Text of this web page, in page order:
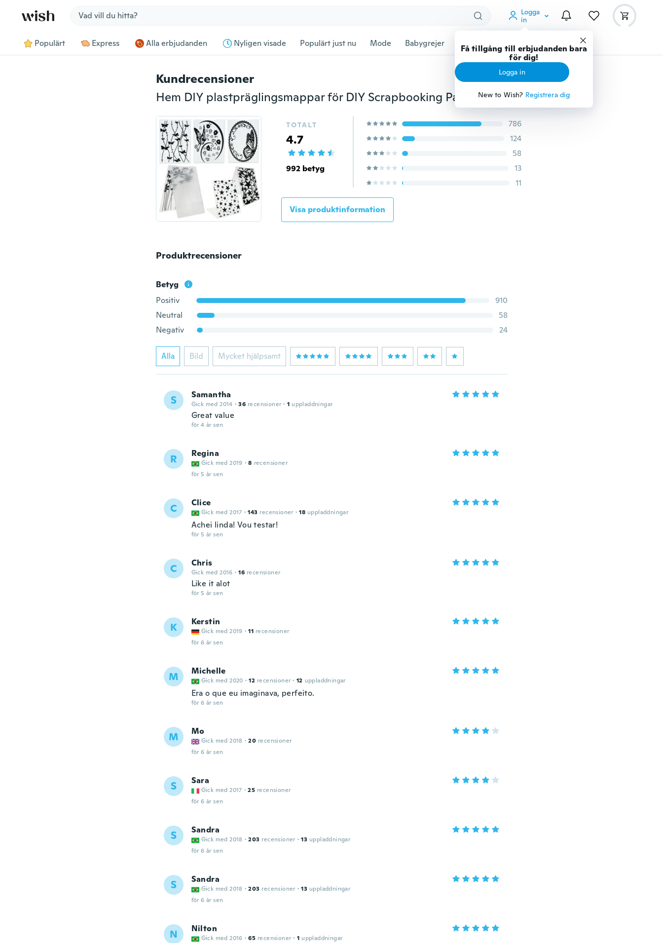
Logga
in
Få tillgång till erbjudanden bara
för dig!
Logga in
New to Wish? Registrera dig
Populärt Express Alla erbjudanden Nyligen visade Populärt just nu Mode Babygrejer Djurtillbehör Teknikprylar Mer
Kundrecensioner
Hem DIY plastpräglingsmappar för DIY Scrapbooking Paper Card Craft
TOTALT
4.7
992 betyg
786
124
58
13
11
Visa produktinformation
Produktrecensioner
Betyg
Positiv
910
Neutral
58
Negativ
24
Alla Bild Mycket hjälpsamt
S Samantha
Gick med 2014 · 36 recensioner · 1 uppladdningar
Great value
för 4 år sen
R Regina
Gick med 2019 · 8 recensioner
för 5 år sen
C Clice
Gick med 2017 · 143 recensioner · 18 uppladdningar
Achei linda! Vou testar!
för 5 år sen
C Chris
Gick med 2016 · 16 recensioner
Like it alot
för 5 år sen
K Kerstin
Gick med 2019 · 11 recensioner
för 6 år sen
M Michelle
Gick med 2020 · 12 recensioner · 12 uppladdningar
Era o que eu imaginava, perfeito.
för 6 år sen
M Mo
Gick med 2018 · 20 recensioner
för 6 år sen
S Sara
Gick med 2017 · 25 recensioner
för 6 år sen
S Sandra
Gick med 2018 · 203 recensioner · 13 uppladdningar
för 6 år sen
S Sandra
Gick med 2018 · 203 recensioner · 13 uppladdningar
för 6 år sen
N Nilton
Gick med 2016 · 65 recensioner · 1 uppladdningar